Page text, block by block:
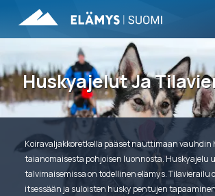
Huskyajelut Ja
Koiravaljakkoretkellä pääset nauttimaan vauhdin
taianomaisesta pohjoisen luonnosta. Huskyajelu
talvimaisemissa on todellinen elämys. Tilavierailu
itsessään ja suloisten husky pentujen